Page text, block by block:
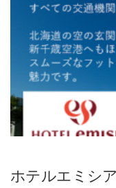
ホテルエミシ